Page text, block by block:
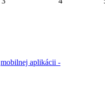
mobilnej aplikácii -